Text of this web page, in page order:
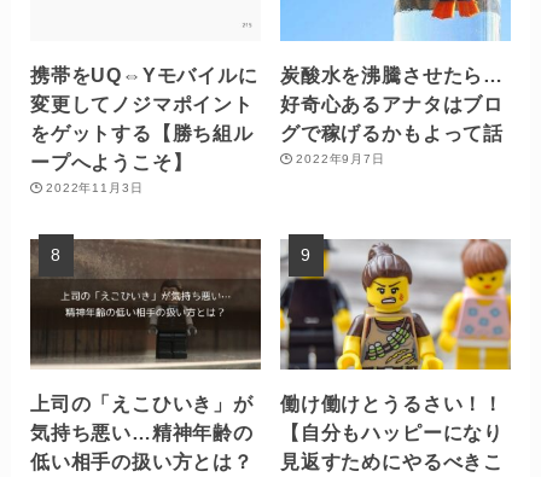
携帯をUQ⇔Yモバイルに
変更してノジマポイント
をゲットする【勝ち組ル
ープへようこそ】
2022年11月3日
炭酸水を沸騰させたら…
好奇心あるアナタはブロ
グで稼げるかもよって話
2022年9月7日
上司の「えこひいき」が
気持ち悪い…精神年齢の
低い相手の扱い方とは？
働け働けとうるさい！！
【自分もハッピーになり
見返すためにやるべきこ